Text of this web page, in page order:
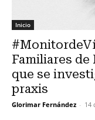
Inicio
Familiares
que se
praxis
Glorimar Fernández - 14